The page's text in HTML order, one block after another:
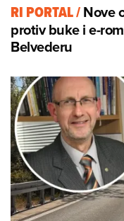
RI PORTAL/Nove
protiv buke i e-
Belvederu